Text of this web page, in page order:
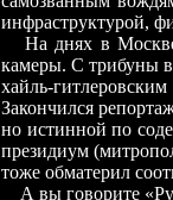
инфраструктурой,
На днях в
камеры. С трибуны
хайль-
Закончился
но истинной по
президиум
тоже обматерил
А вы говорите